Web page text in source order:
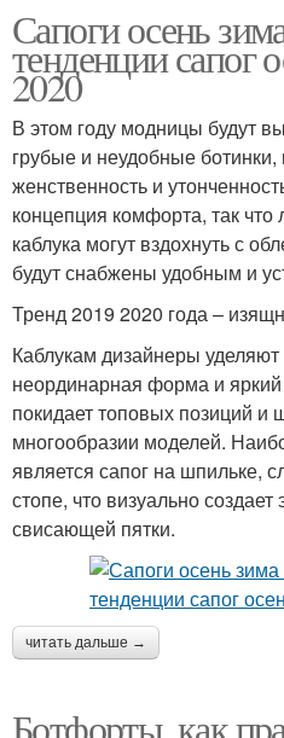
Сапоги осень
тенденции сапог
2020
В этом году модницы будут
грубые и неудобные ботинки,
женственность и
концепция комфорта, так
каблука могут вздохнуть с
будут снабжены удобным и
Тренд 2019 2020 года –
Каблукам дизайнеры
неординарная форма и
покидает топовых позиций и
многообразии моделей.
является сапог на шпильке,
стопе, что визуально
свисающей пятки.
читать дальше →
Ботфорты, как